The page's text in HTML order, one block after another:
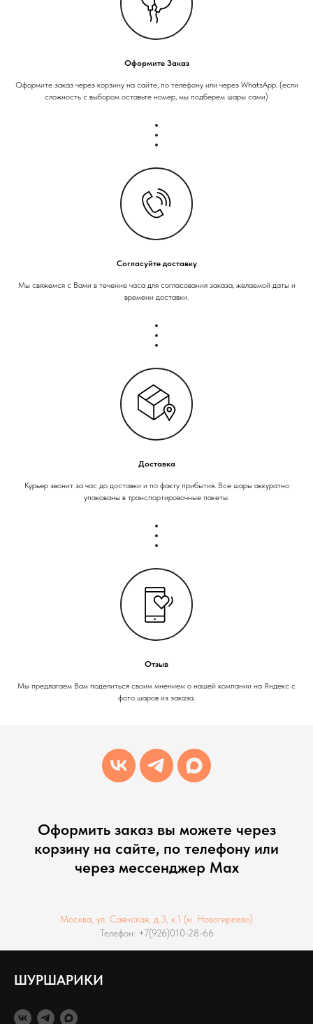
Оформите Заказ
Оформите заказ через корзину на сайте, по телефону или через WhatsApp. (если
сложность с выбором оставьте номер, мы подберем шары сами)
Согласуйте доставку
Мы свяжемся с Вами в течение часа для согласования заказа, желаемой даты и
времени доставки.
Доставка
Курьер звонит за час до доставки и по факту прибытия. Все шары аккуратно
упакованы в транспортировочные пакеты.
Отзыв
Мы предлагаем Вам поделиться своим мнением о нашей компании на Яндекс с
фото шаров из заказа.
Оформить заказ вы можете через
корзину на сайте, по телефону или
через мессенджер Max
Москва, ул. Саянская, д.3, к.1 (м. Новогиреево)
Телефон: +7(926)010-28-66
ШУРШАРИКИ